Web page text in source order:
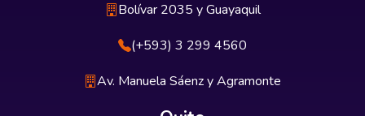
Bolívar 2035 y Guayaquil
(+593) 3 299 4560
Av. Manuela Sáenz y Agramonte